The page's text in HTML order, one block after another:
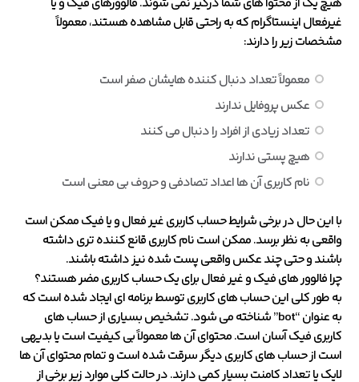
غیرفعال اینستاگرام که به راحتی قابل مشاهده هستند، معمولاً
مشخصات زیر را دارند:
معمولاً تعداد دنبال کننده هایشان صفر است
عکس پروفایل ندارند
تعداد زیادی از افراد را دنبال می کنند
هیچ پستی ندارند
نام کاربری آن ها اعداد تصادفی و حروف بی معنی است
با این حال در برخی شرایط حساب کاربری غیر فعال و یا فیک ممکن است
واقعی به نظر برسد. ممکن است نام کاربری قانع کننده تری داشته
باشند و حتی چند عکس واقعی پست شده نیز داشته باشند.
چرا فالوور های فیک و غیر فعال برای یک حساب کاربری مضر هستند؟
به طور کلی این حساب های کاربری توسط برنامه ای ایجاد شده است که
به عنوان “bot” شناخته می شود. تشخیص بسیاری از حساب های
کاربری فیک آسان است. محتوای آن ها معمولاً بی کیفیت است یا بدیهی
است از حساب های کاربری دیگر سرقت شده است و تمام محتوای آن ها
لایک یا تعداد کامنت بسیار کمی دارند. در حالت کلی موارد زیر برخی از